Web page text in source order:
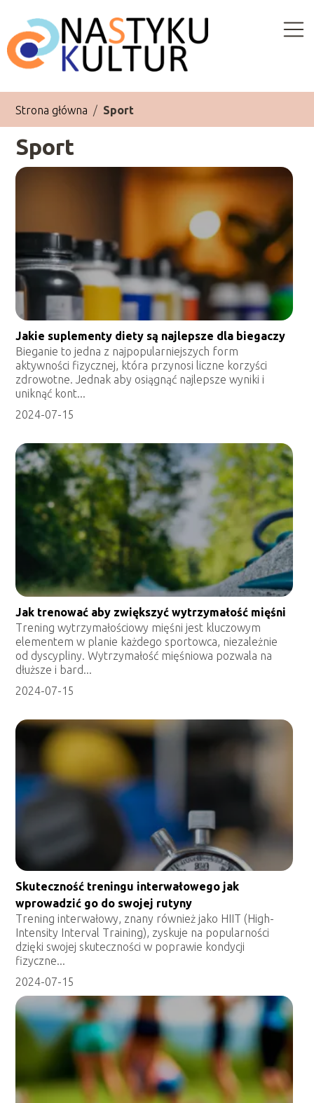
Strona główna / Sport
Sport
Jakie suplementy diety są najlepsze dla biegaczy
Bieganie to jedna z najpopularniejszych form
aktywności fizycznej, która przynosi liczne korzyści
zdrowotne. Jednak aby osiągnąć najlepsze wyniki i
uniknąć kont...
2024-07-15
Jak trenować aby zwiększyć wytrzymałość mięśni
Trening wytrzymałościowy mięśni jest kluczowym
elementem w planie każdego sportowca, niezależnie
od dyscypliny. Wytrzymałość mięśniowa pozwala na
dłuższe i bard...
2024-07-15
Skuteczność treningu interwałowego jak
wprowadzić go do swojej rutyny
Trening interwałowy, znany również jako HIIT (High-
Intensity Interval Training), zyskuje na popularności
dzięki swojej skuteczności w poprawie kondycji
fizyczne...
2024-07-15